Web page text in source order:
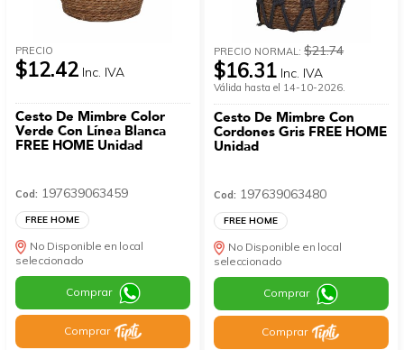
PRECIO
$12.42 Inc. IVA
Cesto De Mimbre Color
Verde Con Línea Blanca
FREE HOME Unidad
Cod: 197639063459
FREE HOME
No Disponible en local
seleccionado
Comprar
Comprar
PRECIO NORMAL:$21.74
$16.31 Inc. IVA
Válida hasta el 14-10-2026.
Cesto De Mimbre Con
Cordones Gris FREE HOME
Unidad
Cod: 197639063480
FREE HOME
No Disponible en local
seleccionado
Comprar
Comprar